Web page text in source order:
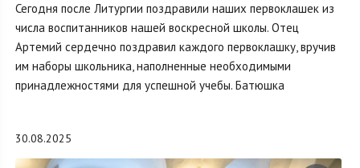
Сегодня после Литургии поздравили наших первоклашек из
числа воспитанников нашей воскресной школы. Отец
Артемий сердечно поздравил каждого первоклашку, вручив
им наборы школьника, наполненные необходимыми
принадлежностями для успешной учебы. Батюшка
30.08.2025